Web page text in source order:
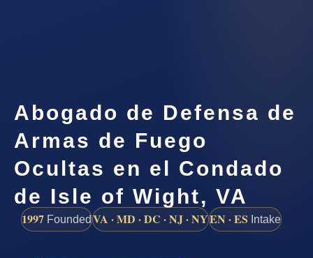
Abogado de Defensa de
Armas de Fuego
Ocultas en el Condado
de Isle of Wight, VA
1997 FoundedVA · MD · DC · NJ · NYEN · ES Intake